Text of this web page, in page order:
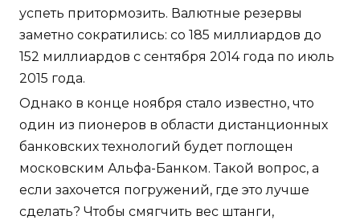
успеть притормозить. Валютные резервы
заметно сократились: со 185 миллиардов до
152 миллиардов с сентября 2014 года по июль
2015 года.
Однако в конце ноября стало известно, что
один из пионеров в области дистанционных
банковских технологий будет поглощен
московским Альфа-Банком. Такой вопрос, а
если захочется погружений, где это лучше
сделать? Чтобы смягчить вес штанги,